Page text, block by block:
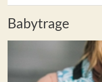
Babytrage